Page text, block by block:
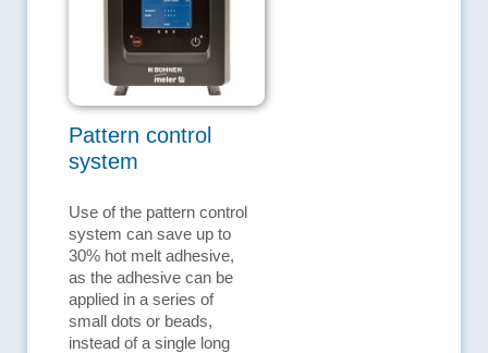
Pattern control
system
Use of the pattern control
system can save up to
30% hot melt adhesive,
as the adhesive can be
applied in a series of
small dots or beads,
instead of a single long